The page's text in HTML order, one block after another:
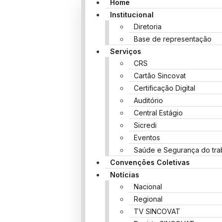
Home
Institucional
Diretoria
Base de representação
Serviços
CRS
Cartão Sincovat
Certificação Digital
Auditório
Central Estágio
Sicredi
Eventos
Saúde e Segurança do
Convenções Coletivas
Notícias
Nacional
Regional
TV SINCOVAT